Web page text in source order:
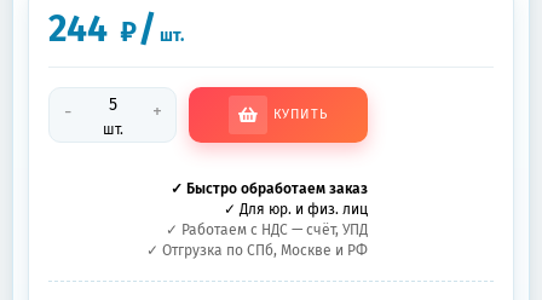
244 ₽/ шт.
-
шт.
+ КУПИТЬ
✓ Быстро обработаем заказ
✓ Для юр. и физ. лиц
✓ Работаем с НДС — счёт, УПД
✓ Отгрузка по СПб, Москве и РФ